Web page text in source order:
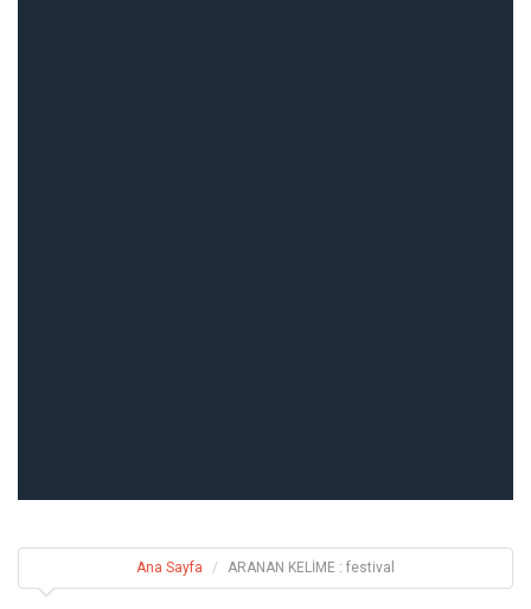
Ana Sayfa ARANAN KELİME : festival